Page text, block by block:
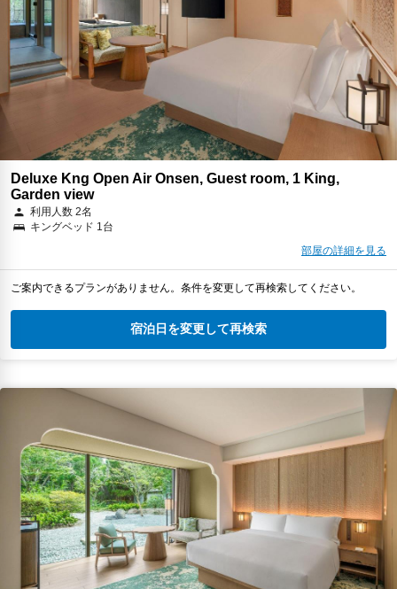
Deluxe Kng Open Air Onsen, Guest room, 1 King,
Garden view
利用人数 2名
キングベッド 1台
部屋の詳細を見る
ご案内できるプランがありません。条件を変更して再検索してください。
宿泊日を変更して再検索